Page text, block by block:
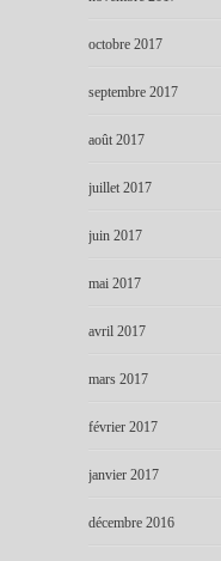
octobre 2017
septembre 2017
août 2017
juillet 2017
juin 2017
mai 2017
avril 2017
mars 2017
février 2017
janvier 2017
décembre 2016